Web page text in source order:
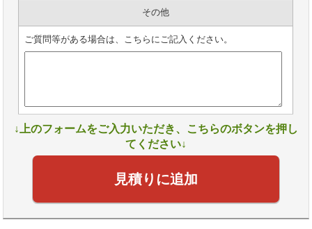
その他
ご質問等がある場合は、こちらにご記入ください。
↓上のフォームをご入力いただき、こちらのボタンを押し
てください↓
見積りに追加